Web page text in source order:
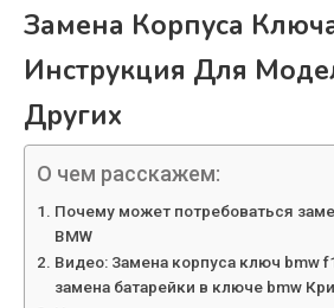
Замена Корпуса
Инструкция Для
Других
О чем расскажем:
Почему может потребоваться
BMW
Видео: Замена корпуса ключ bmw
замена батарейки в ключе bmw